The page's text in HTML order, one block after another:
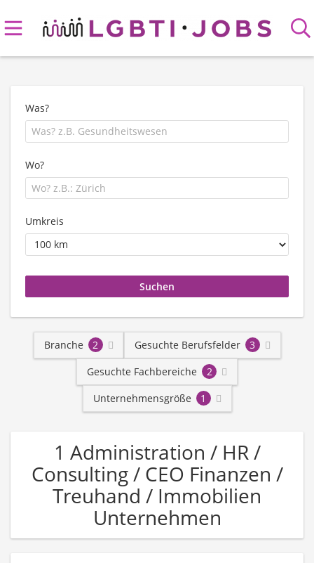
Was?
Wo?
Umkreis
Branche 2 Gesuchte Berufsfelder
3
Gesuchte Fachbereiche
2
Unternehmensgröße
1
1 Administration / HR /
Consulting / CEO Finanzen /
Treuhand / Immobilien
Unternehmen